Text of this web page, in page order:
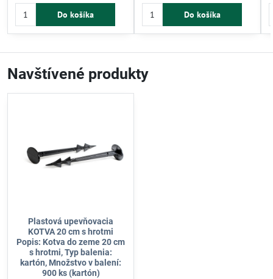
Do košíka Do košíka
Navštívené produkty
Plastová upevňovacia
KOTVA 20 cm s hrotmi
Popis: Kotva do zeme 20 cm
s hrotmi, Typ balenia:
kartón, Množstvo v balení:
900 ks (kartón)